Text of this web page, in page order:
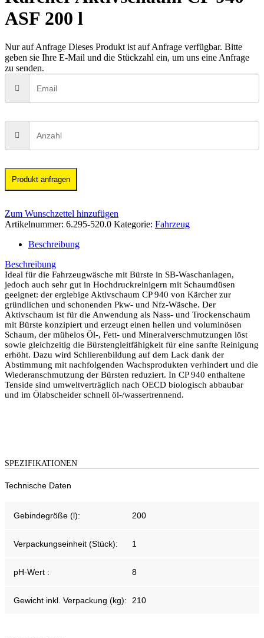
ASF 200 l
Nur auf Anfrage Dieses Produkt ist auf Anfrage verfügbar. Bitte
geben sie Ihre E-Mail und die Stückzahl ein, um uns eine Anfrage
zu senden.
Produkt anfragen
Zum Wunschzettel hinzufügen
Artikelnummer: 6.295-520.0 Kategorie: Fahrzeug
Beschreibung
Beschreibung
Ideal für die Fahrzeugwäsche mit Bürste in SB-Waschanlagen,
jedoch auch sehr gut in Hochdruckreinigern mit Schaumdüsen
geeignet: der ergiebige Aktivschaum CP 940 von Kärcher zur
gründlichen und schonenden Pkw- und Nfz-Wäsche. Der
Aktivschaum ist für die Anwendung als Nass- und Trockenschaum
mit Bürste konzipiert und erzeugt einen hellen und voluminösen
Schaum, der mühelos Öl-, Fett- und Mineralverschmutzungen löst
sowie gleichzeitig die Bürstengleitfähigkeit für eine sanfte Reinigung
erhöht. Dazu wird Schlierenbildung auf dem Lack dank der
Abstimmung mit nachfolgenden Wachsprodukten verhindert und die
Wiederanschmutzung der Bürsten reduziert. In CP 940 enthaltene
Tenside sind umweltverträglich nach OECD biologisch abbaubar
und im Ölabscheider schnell öl-/wassertrennend.
SPEZIFIKATIONEN
Technische Daten
Gebindegröße (l): 200
Verpackungseinheit (Stück): 1
pH-Wert : 8
Gewicht inkl. Verpackung (kg): 210